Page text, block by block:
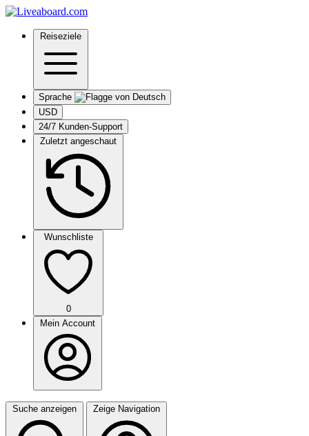
Reiseziele
Sprache
USD
24/7 Kunden-Support
Zuletzt angeschaut
Wunschliste
0
Mein Account
Suche anzeigen Zeige Navigation